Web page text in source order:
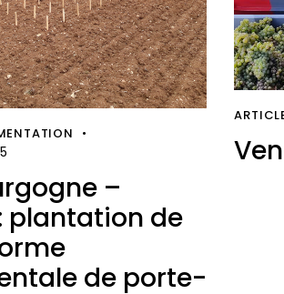
–
plantation de
de porte-